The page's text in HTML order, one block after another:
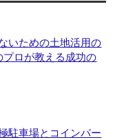
いための土地活用の
ロが教える成功の
駐車場とコインパー